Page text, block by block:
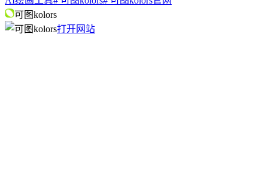
可图kolors
打开网站